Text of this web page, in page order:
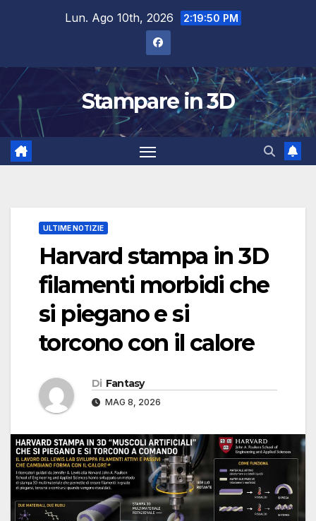
Lun. Ago 10th, 2026 2:19:51 PM
Stampare in 3D
ULTIME NOTIZIE
Harvard stampa in 3D
filamenti morbidi che
si piegano e si
torcono con il calore
Di Fantasy
MAG 8, 2026